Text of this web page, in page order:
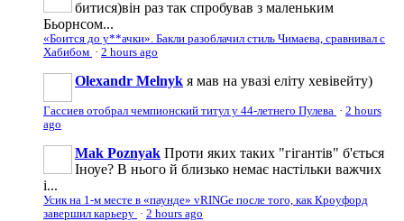
битися)він раз так спробував з маленьким
Бьорнсом...
«Боится до у**ачки». Бакли разоблачил стиль Чимаева, сравнивал с
Хабибом · 2 hours ago
Olexandr Melnyk я мав на увазі еліту хевівейту)
Гассиев отобрал чемпионский титул у 44-летнего Пулева · 2 hours
ago
Mak Poznyak Проти яких таких "гігантів" б'ється
Іноуе? В нього й близько немає настільки важчих
і...
Усик на 1-м месте в «паунде» vRINGe после того, как Кроуфорд
завершил карьеру · 2 hours ago